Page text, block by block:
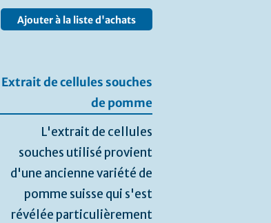
Ajouter à la liste d'achats
Extrait de cellules souches
de pomme
L'extrait de cellules
souches utilisé provient
d'une ancienne variété de
pomme suisse qui s'est
révélée particulièrement